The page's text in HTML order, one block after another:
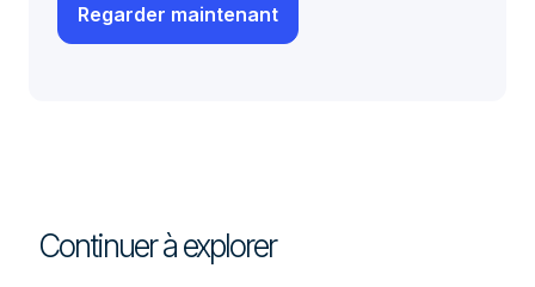
Continuer à explorer